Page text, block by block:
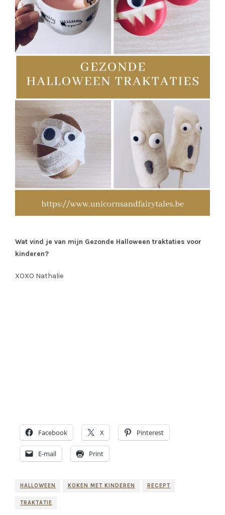
Wat vind je van mijn Gezonde Halloween traktaties voor
kinderen?
XOXO Nathalie
Facebook X Pinterest
E-mail Print
HALLOWEEN KOKEN MET KINDEREN RECEPT
TRAKTATIE